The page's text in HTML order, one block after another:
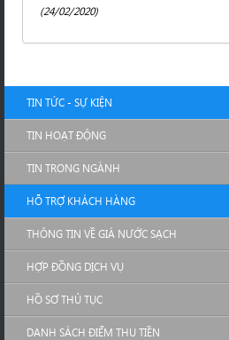
(24/02/2020)
TIN TỨC - SỰ KIỆN
TIN HOẠT ĐỘNG
TIN TRONG NGÀNH
HỖ TRỢ KHÁCH HÀNG
THÔNG TIN VỀ GIÁ NƯỚC SẠCH
HỢP ĐỒNG DỊCH VỤ
HỒ SƠ THỦ TỤC
DANH SÁCH ĐIỂM THU TIỀN